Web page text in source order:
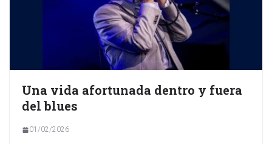
Una vida afortunada dentro y fuera
del blues
01/02/2026